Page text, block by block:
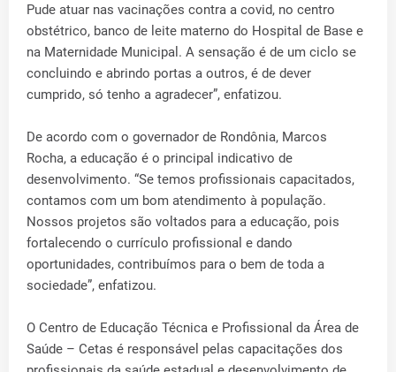
Pude atuar nas vacinações contra a covid, no centro
obstétrico, banco de leite materno do Hospital de Base e
na Maternidade Municipal. A sensação é de um ciclo se
concluindo e abrindo portas a outros, é de dever
cumprido, só tenho a agradecer”, enfatizou.
De acordo com o governador de Rondônia, Marcos
Rocha, a educação é o principal indicativo de
desenvolvimento. “Se temos profissionais capacitados,
contamos com um bom atendimento à população.
Nossos projetos são voltados para a educação, pois
fortalecendo o currículo profissional e dando
oportunidades, contribuímos para o bem de toda a
sociedade”, enfatizou.
O Centro de Educação Técnica e Profissional da Área de
Saúde – Cetas é responsável pelas capacitações dos